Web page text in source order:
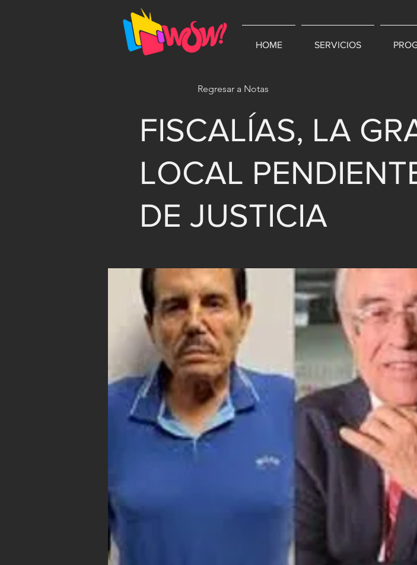
HOME SERVICIOS
Regresar a Notas
FISCALÍAS, LA
LOCAL
DE JUSTICIA